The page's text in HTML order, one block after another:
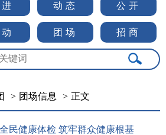
动态 公开
团场 招商
> 团场信息 > 正文
民健康体检 筑牢群众健康根基